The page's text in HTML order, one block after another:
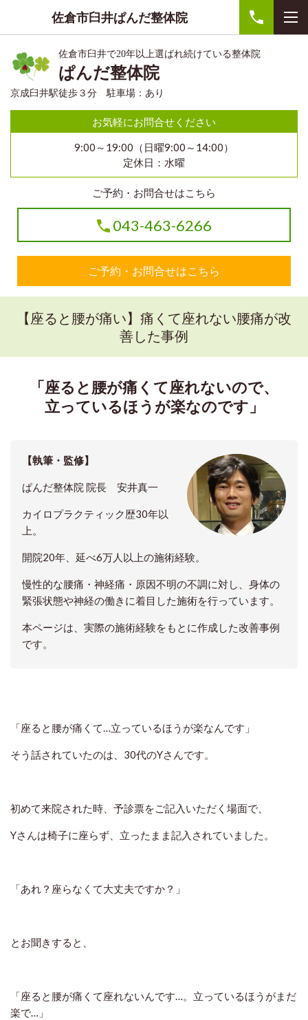
佐倉市臼井ぱんだ整体院
佐倉市臼井で20年以上選ばれ続けている整体院
ぱんだ整体院
京成臼井駅徒歩３分 駐車場：あり
お気軽にお問合せください
9:00～19:00（日曜9:00～14:00）
定休日：水曜
ご予約・お問合せはこちら
043-463-6266
ご予約・お問合せはこちら
【座ると腰が痛い】痛くて座れない腰痛が改
善した事例
「座ると腰が痛くて座れないので、
立っているほうが楽なのです」
【執筆・監修】
ぱんだ整体院 院長 安井真一
カイロプラクティック歴30年以
上。
開院20年、延べ6万人以上の施術経験。
慢性的な腰痛・神経痛・原因不明の不調に対し、身体の
緊張状態や神経の働きに着目した施術を行っています。
本ページは、実際の施術経験をもとに作成した改善事例
です。
「座ると腰が痛くて…立っているほうが楽なんです」
そう話されていたのは、30代のYさんです。
初めて来院された時、予診票をご記入いただく場面で、
Yさんは椅子に座らず、立ったまま記入されていました。
「あれ？座らなくて大丈夫ですか？」
とお聞きすると、
「座ると腰が痛くて座れないんです…。立っているほうがまだ
楽で…」